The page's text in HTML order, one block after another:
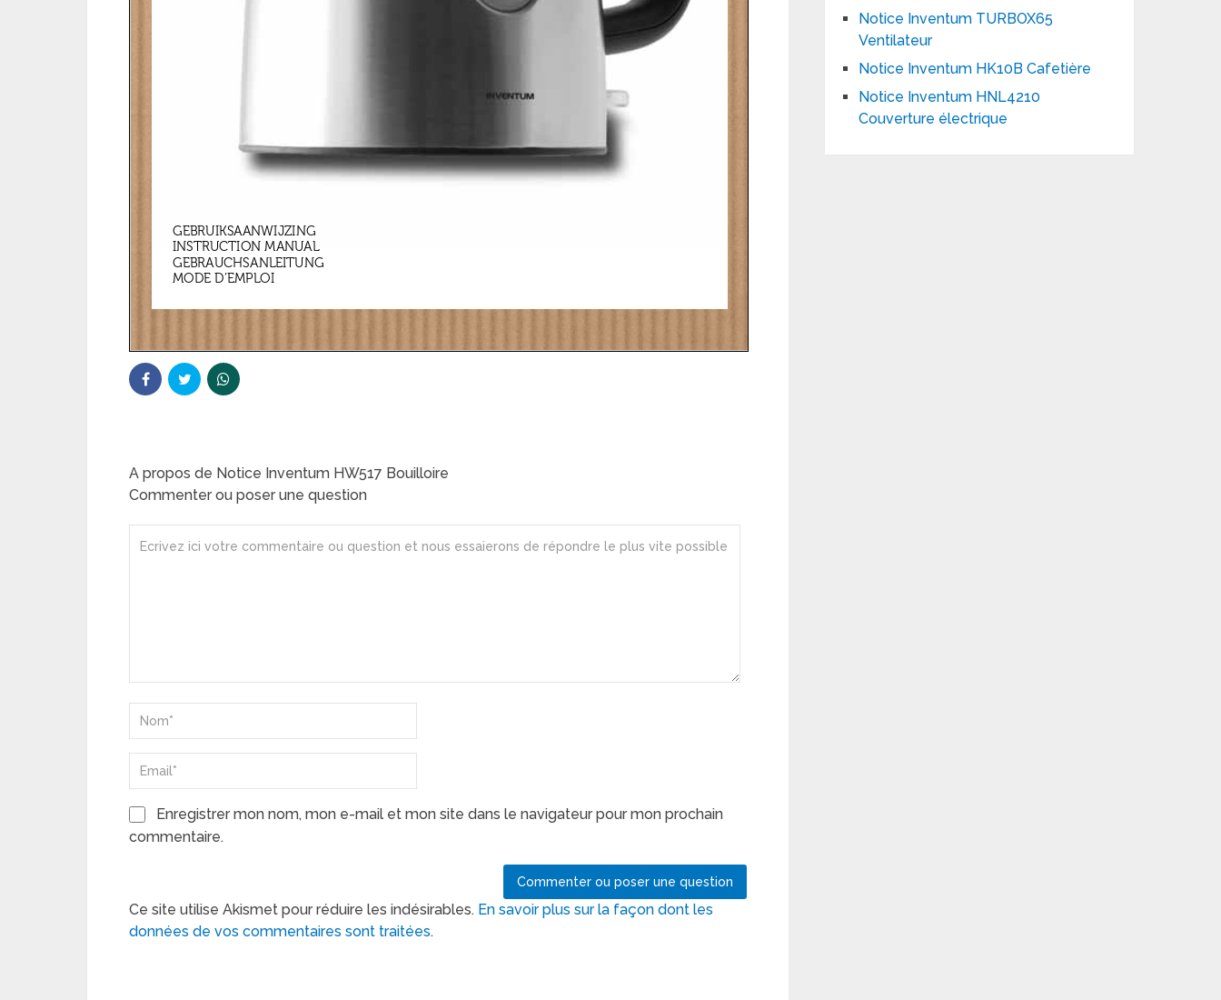
A propos de Notice Inventum HW517 Bouilloire
Commenter ou poser une question
Enregistrer mon nom, mon e-mail et mon site dans le navigateur pour mon prochain
commentaire.
Ce site utilise Akismet pour réduire les indésirables. En savoir plus sur la façon dont les
données de vos commentaires sont traitées.
Notice Inventum TURBOX65
Ventilateur
Notice Inventum HK10B Cafetière
Notice Inventum HNL4210
Couverture électrique